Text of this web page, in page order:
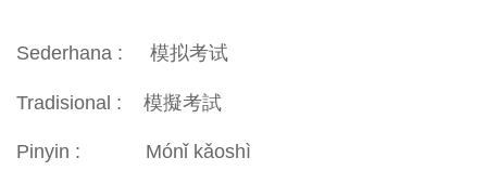
Sederhana : 模拟考试
Tradisional : 模擬考試
Pinyin : Mónǐ kǎoshì